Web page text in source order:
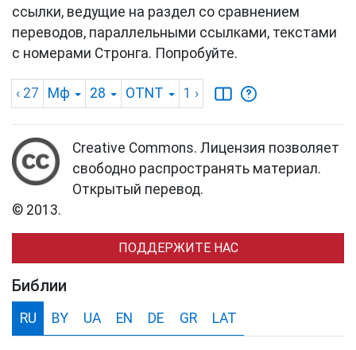
ссылки, ведущие на раздел со сравнением
переводов, параллельными ссылками, текстами
с номерами Стронга. Попробуйте.
‹ 27 Мф 28 OTNT 1 ›
Creative Commons. Лицензия позволяет
свободно распространять материал.
Открытый перевод.
© 2013.
ПОДДЕРЖИТЕ НАС
Библии
RU BY UA EN DE GR LAT